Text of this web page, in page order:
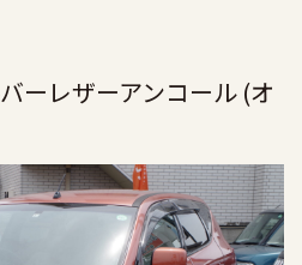
ーレザーアンコール (オ